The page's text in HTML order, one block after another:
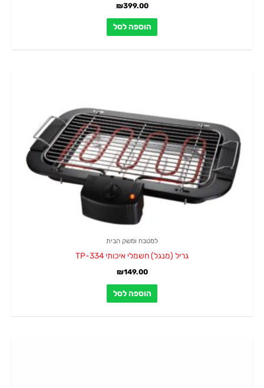
₪399.00
הוספה לסל
למטבח ומשק הבית
גריל (מנגל) חשמלי איכותי TP-334
₪149.00
הוספה לסל